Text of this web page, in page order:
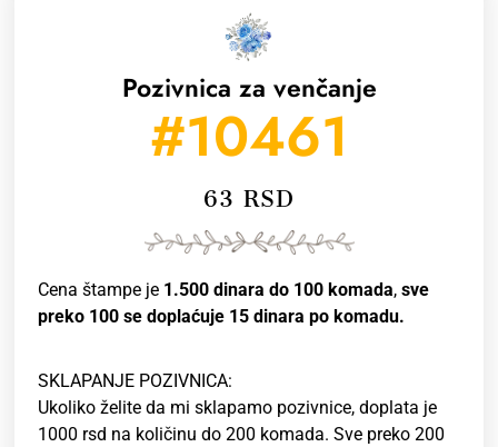
Pozivnica za venčanje
#10461
63 RSD
Cena štampe je 1.500 dinara do 100 komada,sve
preko 100 se doplaćuje 15 dinara po komadu.
SKLAPANJE POZIVNICA:
Ukoliko želite da mi sklapamo pozivnice, doplata je
1000 rsd na količinu do 200 komada. Sve preko 200